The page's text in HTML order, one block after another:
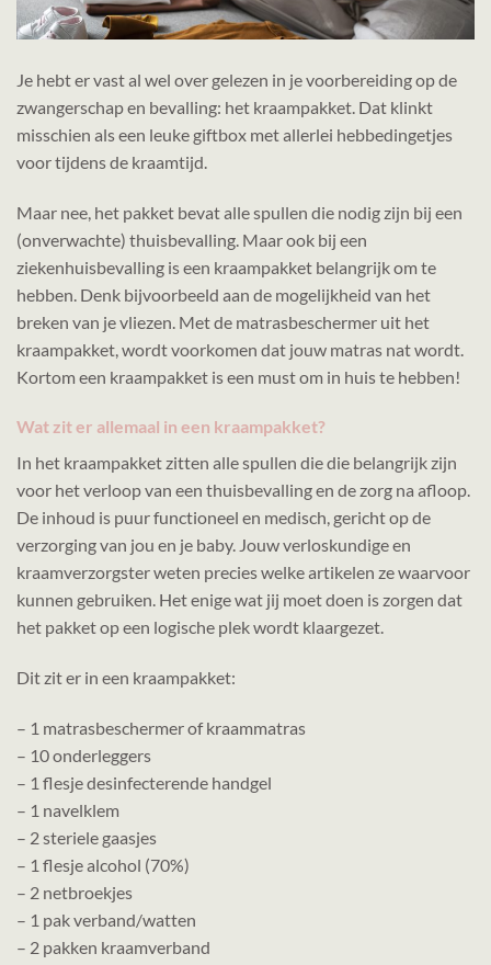
Je hebt er vast al wel over gelezen in je voorbereiding op de
zwangerschap en bevalling: het kraampakket. Dat klinkt
misschien als een leuke giftbox met allerlei hebbedingetjes
voor tijdens de kraamtijd.
Maar nee, het pakket bevat alle spullen die nodig zijn bij een
(onverwachte) thuisbevalling. Maar ook bij een
ziekenhuisbevalling is een kraampakket belangrijk om te
hebben. Denk bijvoorbeeld aan de mogelijkheid van het
breken van je vliezen. Met de matrasbeschermer uit het
kraampakket, wordt voorkomen dat jouw matras nat wordt.
Kortom een kraampakket is een must om in huis te hebben!
Wat zit er allemaal in een kraampakket?
In het kraampakket zitten alle spullen die die belangrijk zijn
voor het verloop van een thuisbevalling en de zorg na afloop.
De inhoud is puur functioneel en medisch, gericht op de
verzorging van jou en je baby. Jouw verloskundige en
kraamverzorgster weten precies welke artikelen ze waarvoor
kunnen gebruiken. Het enige wat jij moet doen is zorgen dat
het pakket op een logische plek wordt klaargezet.
Dit zit er in een kraampakket:
– 1 matrasbeschermer of kraammatras
– 10 onderleggers
– 1 flesje desinfecterende handgel
– 1 navelklem
– 2 steriele gaasjes
– 1 flesje alcohol (70%)
– 2 netbroekjes
– 1 pak verband/watten
– 2 pakken kraamverband